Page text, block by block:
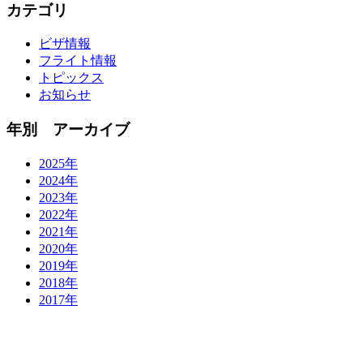
カテゴリ
ビザ情報
フライト情報
トピックス
お知らせ
年別 アーカイブ
2025年
2024年
2023年
2022年
2021年
2020年
2019年
2018年
2017年